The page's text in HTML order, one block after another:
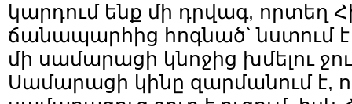
կարդում ենք մի դրվագ, որտեղ
ճանապարհից հոգնած՝ նստում
մի սամարացի կնոջից խմելու
Սամարացի կինը զարմանում է,